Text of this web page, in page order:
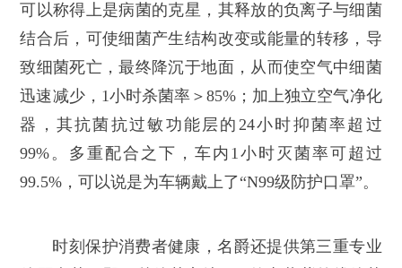
可以称得上是病菌的克星，其释放的负离子与细菌
结合后，可使细菌产生结构改变或能量的转移，导
致细菌死亡，最终降沉于地面，从而使空气中细菌
迅速减少，1小时杀菌率＞85%；加上独立空气净化
器，其抗菌抗过敏功能层的24小时抑菌率超过
99%。多重配合之下，车内1小时灭菌率可超过
99.5%，可以说是为车辆戴上了“N99级防护口罩”。
时刻保护消费者健康，名爵还提供第三重专业